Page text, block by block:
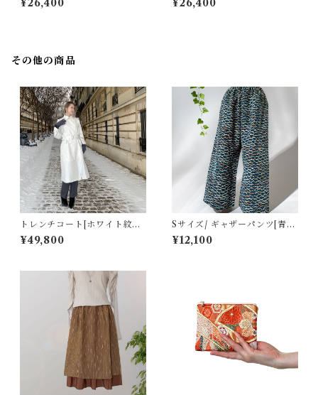
¥26,400 ¥26,400
その他の商品
トレンチコート[ホワイト紋章
柄ジャカード織]
¥49,800
Sサイズ/ ギャザーパンツ[青地
にカラフル芝草市松模様]
¥12,100